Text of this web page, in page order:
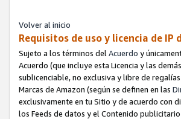
Volver al inicio
Requisitos de uso y licencia de IP
Sujeto a los términos del Acuerdo y
Acuerdo (que incluye esta Licencia y las
sublicenciable, no exclusiva y libre de
Marcas de Amazon (según se definen en las
exclusivamente en tu Sitio y de acuerdo con
los Feeds de datos y el Contenido